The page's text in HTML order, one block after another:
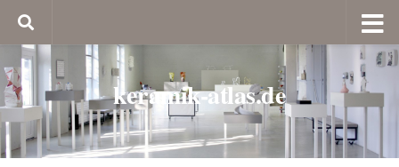
keramik-atlas.de